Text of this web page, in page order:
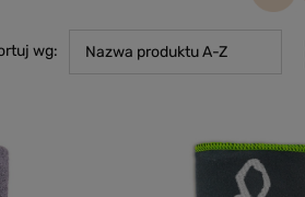
wg: Nazwa produktu A-Z